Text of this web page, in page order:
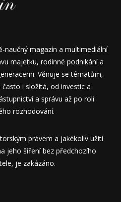
naučný magazín a multimediální
majetku, rodinné podnikání a
Věnuje se tématům,
i složitá, od investic a
a správu až po roli
rozhodování.
právem a jakékoliv užití
jeho šíření bez předchozího
je zakázáno.